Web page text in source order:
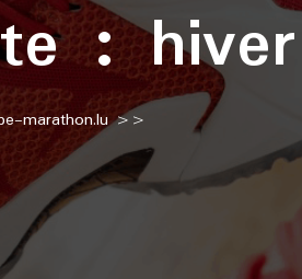
:hiver
marathon.lu>>